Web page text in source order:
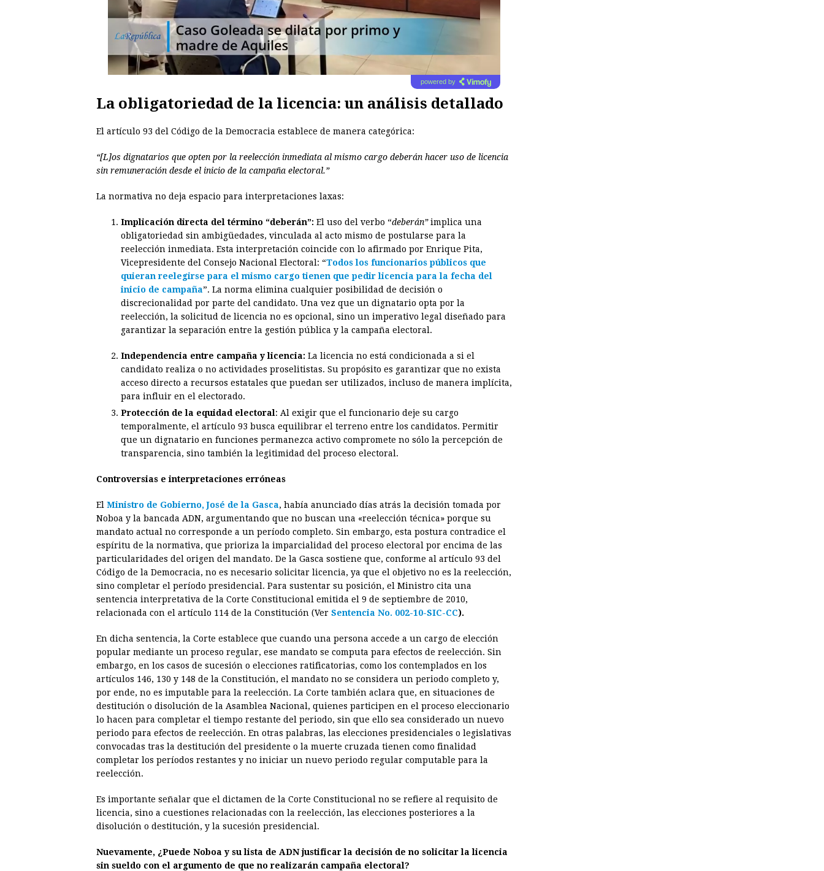
powered by
La obligatoriedad de la licencia: un análisis detallado
El artículo 93 del Código de la Democracia establece de manera categórica:
“[L]os dignatarios que opten por la reelección inmediata al mismo cargo deberán hacer uso de licencia
sin remuneración desde el inicio de la campaña electoral.”
La normativa no deja espacio para interpretaciones laxas:
Implicación directa del término “deberán”: El uso del verbo “deberán”implica una
obligatoriedad sin ambigüedades, vinculada al acto mismo de postularse para la
reelección inmediata. Esta interpretación coincide con lo afirmado por Enrique Pita,
Vicepresidente del Consejo Nacional Electoral: “Todos los funcionarios públicos que
quieran reelegirse para el mismo cargo tienen que pedir licencia para la fecha del
inicio de campaña”. La norma elimina cualquier posibilidad de decisión o
discrecionalidad por parte del candidato. Una vez que un dignatario opta por la
reelección, la solicitud de licencia no es opcional, sino un imperativo legal diseñado para
garantizar la separación entre la gestión pública y la campaña electoral.
Independencia entre campaña y licencia: La licencia no está condicionada a si el
candidato realiza o no actividades proselitistas. Su propósito es garantizar que no exista
acceso directo a recursos estatales que puedan ser utilizados, incluso de manera implícita,
para influir en el electorado.
Protección de la equidad electoral: Al exigir que el funcionario deje su cargo
temporalmente, el artículo 93 busca equilibrar el terreno entre los candidatos. Permitir
que un dignatario en funciones permanezca activo compromete no sólo la percepción de
transparencia, sino también la legitimidad del proceso electoral.
Controversias e interpretaciones erróneas
El Ministro de Gobierno, José de la Gasca, había anunciado días atrás la decisión tomada por
Noboa y la bancada ADN, argumentando que no buscan una «reelección técnica» porque su
mandato actual no corresponde a un período completo. Sin embargo, esta postura contradice el
espíritu de la normativa, que prioriza la imparcialidad del proceso electoral por encima de las
particularidades del origen del mandato. De la Gasca sostiene que, conforme al artículo 93 del
Código de la Democracia, no es necesario solicitar licencia, ya que el objetivo no es la reelección,
sino completar el período presidencial. Para sustentar su posición, el Ministro cita una
sentencia interpretativa de la Corte Constitucional emitida el 9 de septiembre de 2010,
relacionada con el artículo 114 de la Constitución (Ver Sentencia No. 002-10-SIC-CC).
En dicha sentencia, la Corte establece que cuando una persona accede a un cargo de elección
popular mediante un proceso regular, ese mandato se computa para efectos de reelección. Sin
embargo, en los casos de sucesión o elecciones ratificatorias, como los contemplados en los
artículos 146, 130 y 148 de la Constitución, el mandato no se considera un periodo completo y,
por ende, no es imputable para la reelección. La Corte también aclara que, en situaciones de
destitución o disolución de la Asamblea Nacional, quienes participen en el proceso eleccionario
lo hacen para completar el tiempo restante del periodo, sin que ello sea considerado un nuevo
periodo para efectos de reelección. En otras palabras, las elecciones presidenciales o legislativas
convocadas tras la destitución del presidente o la muerte cruzada tienen como finalidad
completar los períodos restantes y no iniciar un nuevo periodo regular computable para la
reelección.
Es importante señalar que el dictamen de la Corte Constitucional no se refiere al requisito de
licencia, sino a cuestiones relacionadas con la reelección, las elecciones posteriores a la
disolución o destitución, y la sucesión presidencial.
Nuevamente, ¿Puede Noboa y su lista de ADN justificar la decisión de no solicitar la licencia
sin sueldo con el argumento de que no realizarán campaña electoral?